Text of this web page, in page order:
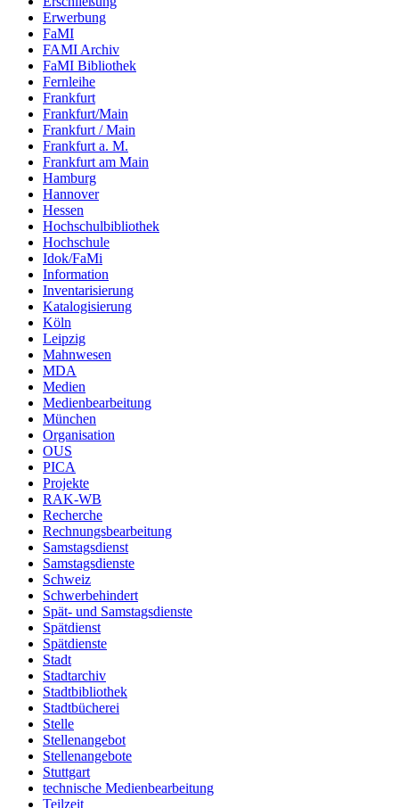
Erwerbung
FaMI
FAMI Archiv
FaMI Bibliothek
Fernleihe
Frankfurt
Frankfurt/Main
Frankfurt / Main
Frankfurt a. M.
Frankfurt am Main
Hamburg
Hannover
Hessen
Hochschulbibliothek
Hochschule
Idok/FaMi
Information
Inventarisierung
Katalogisierung
Köln
Leipzig
Mahnwesen
MDA
Medien
Medienbearbeitung
München
Organisation
OUS
PICA
Projekte
RAK-WB
Recherche
Rechnungsbearbeitung
Samstagsdienst
Samstagsdienste
Schweiz
Schwerbehindert
Spät- und Samstagsdienste
Spätdienst
Spätdienste
Stadt
Stadtarchiv
Stadtbibliothek
Stadtbücherei
Stelle
Stellenangebot
Stellenangebote
Stuttgart
technische Medienbearbeitung
Teilzeit